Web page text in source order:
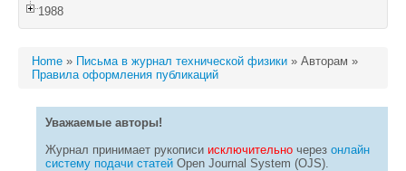
1988
Home » Письма в журнал технической физики » Авторам »
Правила оформления публикаций
Уважаемые авторы!
Журнал принимает рукописи исключительно через онлайн
систему подачи статей Open Journal System (OJS).